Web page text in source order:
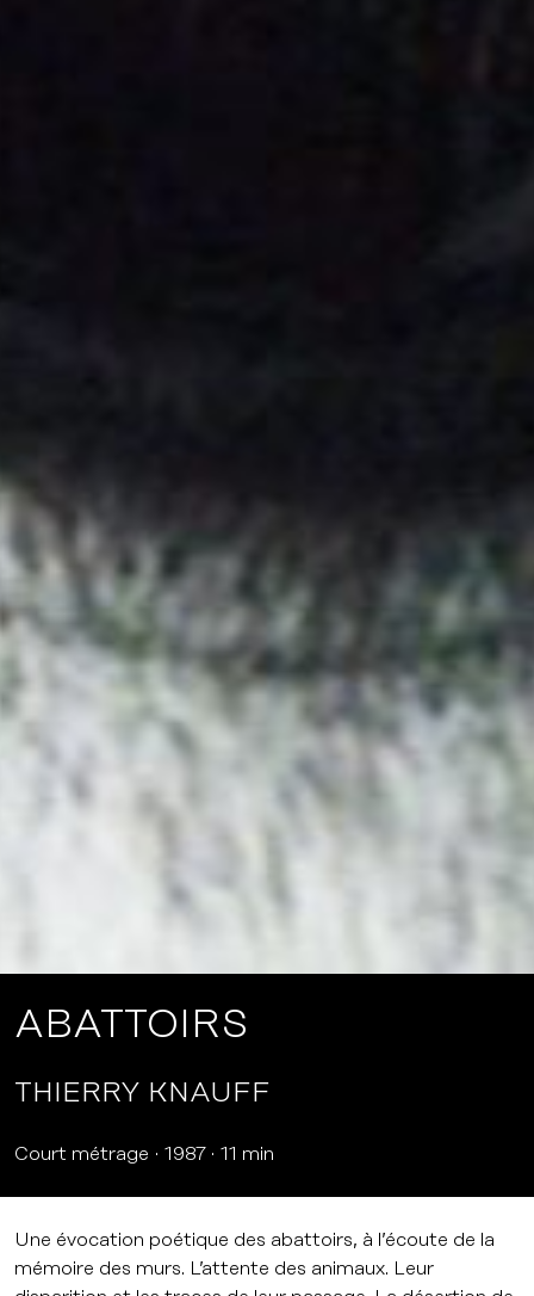
ABATTOIRS
THIERRY KNAUFF
Court métrage 1987 11 min
Une évocation poétique des abattoirs, à l’écoute de la
mémoire des murs. L’attente des animaux. Leur